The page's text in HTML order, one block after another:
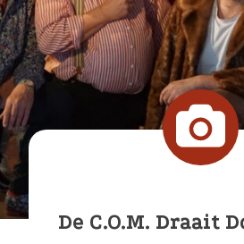
De C.O.M. Draait